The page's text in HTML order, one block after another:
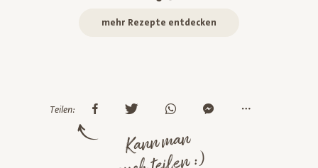
mehr Rezepte entdecken
Teilen:
Kann man